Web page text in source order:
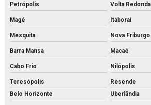
Grelha de concreto
Intertravado de concreto comprar
Intertravado de concreto preço
Intertravado de concreto
Intertravados de concreto pisos
Petrópolis Volta Redonda
Magé Itaboraí
Mesquita Nova Friburgo
Barra Mansa Macaé
Cabo Frio Nilópolis
Teresópolis
Resende
Belo Horizonte
Uberlândia